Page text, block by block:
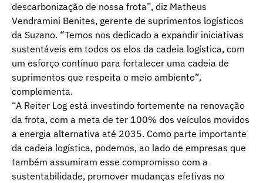
descarbonização de nossa frota”, diz Matheus
Vendramini Benites, gerente de suprimentos logísticos
da Suzano. “Temos nos dedicado a expandir iniciativas
sustentáveis ​​em todos os elos da cadeia logística, com
um esforço contínuo para fortalecer uma cadeia de
suprimentos que respeita o meio ambiente”,
complementa.
“A Reiter Log está investindo fortemente na renovação
da frota, com a meta de ter 100% dos veículos movidos
a energia alternativa até 2035. Como parte importante
da cadeia logística, podemos, ao lado de empresas que
também assumiram esse compromisso com a
sustentabilidade, promover mudanças efetivas no